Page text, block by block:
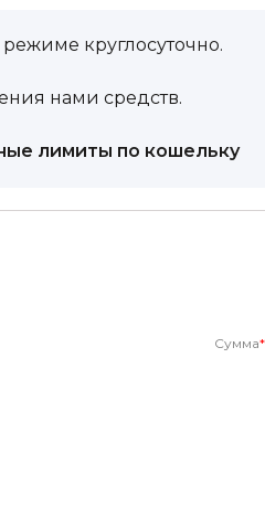
круглосуточно.
нами средств.
лимиты по кошельку
Сумма*